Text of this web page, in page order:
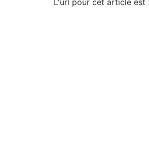
L'url pour cet article est